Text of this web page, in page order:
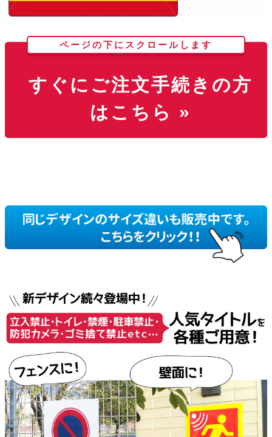
ページの下にスクロールします
すぐにご注文手続きの方
はこちら »